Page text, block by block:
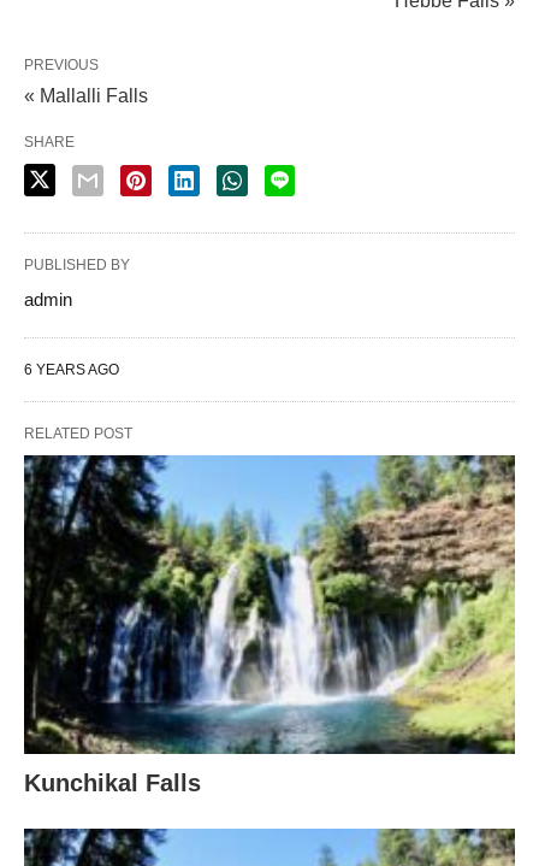
PREVIOUS
« Mallalli Falls
SHARE
PUBLISHED BY
admin
6 YEARS AGO
RELATED POST
Kunchikal Falls